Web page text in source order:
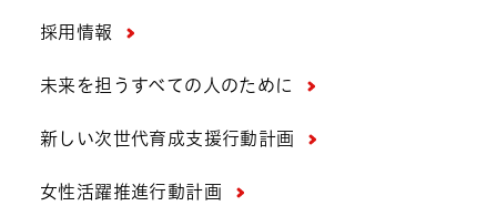
採用情報
未来を担うすべての人のために
新しい次世代育成支援行動計画
女性活躍推進行動計画